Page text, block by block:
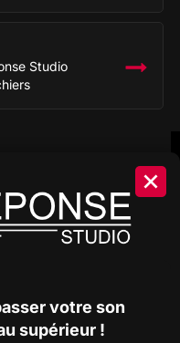
Studio
votre son
supérieur !